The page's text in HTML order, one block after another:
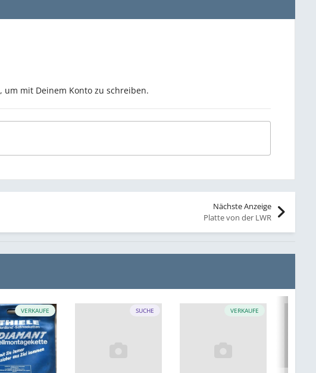
, um mit Deinem Konto zu schreiben.
Nächste Anzeige
Platte von der LWR
VERKAUFE SUCHE VERKAUFE